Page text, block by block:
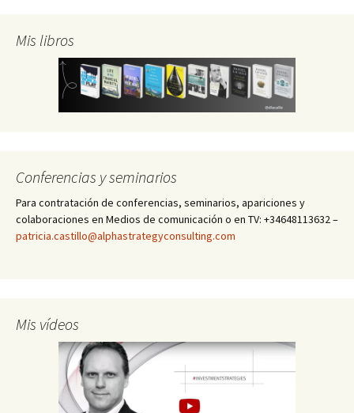
Mis libros
Conferencias y seminarios
Para contratación de conferencias, seminarios, apariciones y
colaboraciones en Medios de comunicación o en TV: +34648113632 –
patricia.castillo@alphastrategyconsulting.com
Mis vídeos